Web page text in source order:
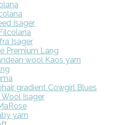
Isager
Isager
Premium Lang
wool Kaos yarn
gradient Cowgirl Blues
Wool Isager
yarn